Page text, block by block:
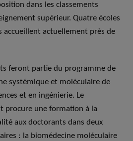
dans les classements
supérieur. Quatre écoles
accueillent actuellement près de
feront partie du programme de
systémique et moléculaire de
et en ingénierie. Le
procure une formation à la
aux doctorants dans deux
: la biomédecine moléculaire